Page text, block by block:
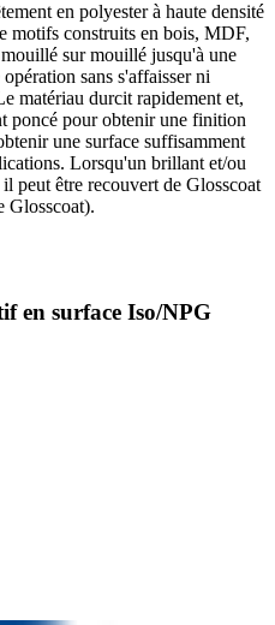
en polyester à haute densité
motifs construits en bois, MDF,
sur mouillé jusqu'à une
sans s'affaisser ni
matériau durcit rapidement et,
poncé pour obtenir une finition
une surface suffisamment
Lorsqu'un brillant et/ou
peut être recouvert de Glosscoat
Glosscoat).
en surface Iso/NPG